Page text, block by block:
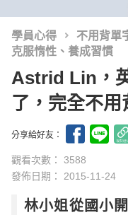
學員心得 不用背單
克服惰性、養成習慣
Astrid Lin，
了，完全不用
分享給好友：
觀看次數： 3588
發佈日期： 2015-11-24
林小姐從國小